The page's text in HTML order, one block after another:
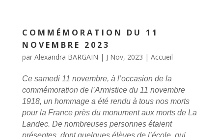
COMMÉMORATION DU 11
NOVEMBRE 2023
par Alexandra BARGAIN | J Nov, 2023 | Accueil
Ce samedi 11 novembre, à l’occasion de la
commémoration de l’Armistice du 11 novembre
1918, un hommage a été rendu à tous nos morts
pour la France près du monument aux morts de La
Landec. De nombreuses personnes étaient
présentes, dont quelques élèves de l’école, qui